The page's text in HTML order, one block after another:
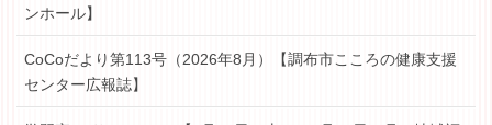
ンホール】
CoCoだより第113号（2026年8月）【調布市こころの健康支援
センター広報誌】